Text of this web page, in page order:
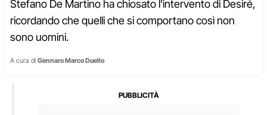
Stefano De Martino ha chiosato l'intervento di Desiré,
ricordando che quelli che si comportano così non
sono uomini.
A cura di Gennaro Marco Duello